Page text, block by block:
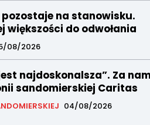
na stanowisku.
większości do odwołania
08/2026
najdoskonalsza”. Za
sandomierskiej Caritas
04/08/2026